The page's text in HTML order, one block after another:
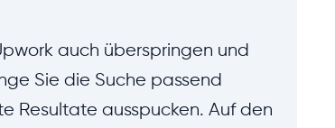
auch überspringen und
Sie die Suche passend
Resultate ausspucken. Auf den